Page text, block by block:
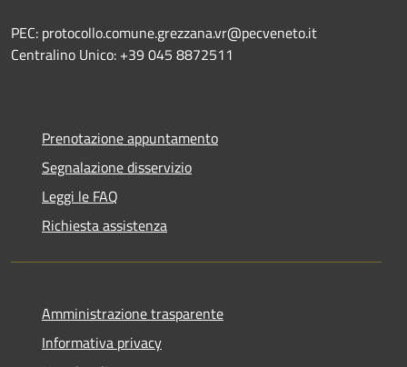
PEC: protocollo.comune.grezzana.vr@pecveneto.it
Centralino Unico: +39 045 8872511
Prenotazione appuntamento
Segnalazione disservizio
Leggi le FAQ
Richiesta assistenza
Amministrazione trasparente
Informativa privacy